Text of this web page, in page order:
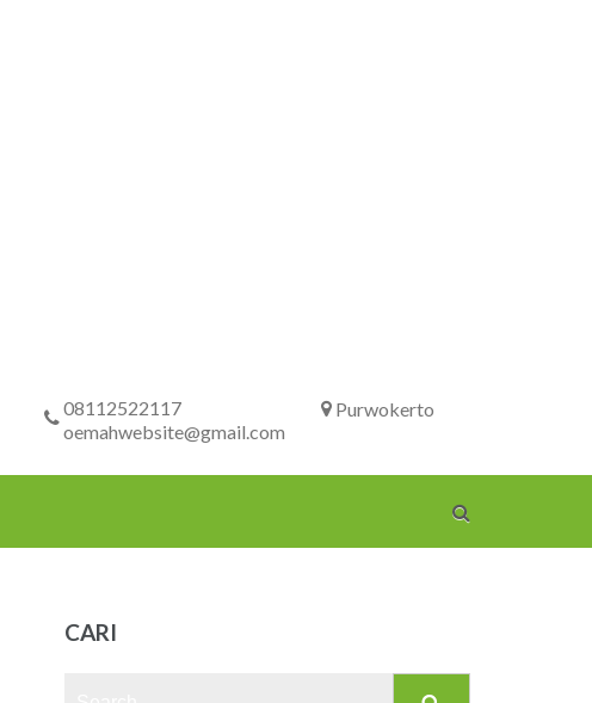
Purwokerto
08112522117
oemahwebsite@gmail.com
CARI
Search